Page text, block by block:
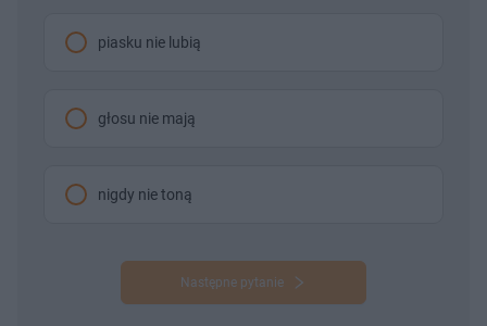
piasku nie lubią
głosu nie mają
nigdy nie toną
Następne pytanie